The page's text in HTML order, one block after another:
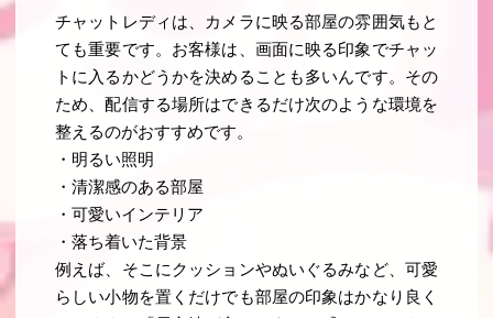
チャットレディは、カメラに映る部屋の雰囲気もと
ても重要です。お客様は、画面に映る印象でチャッ
トに入るかどうかを決めることも多いんです。その
ため、配信する場所はできるだけ次のような環境を
整えるのがおすすめです。
・明るい照明
・清潔感のある部屋
・可愛いインテリア
・落ち着いた背景
例えば、そこにクッションやぬいぐるみなど、可愛
らしい小物を置くだけでも部屋の印象はかなり良く